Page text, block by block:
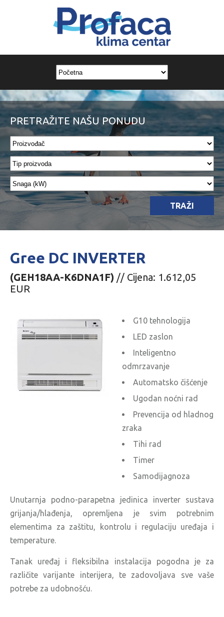
PRETRAŽITE NAŠU PONUDU
TRAŽI
Gree DC INVERTER
(GEH18AA-K6DNA1F) // Cijena: 1.612,05
EUR
G10 tehnologija
LED zaslon
Inteligentno
odmrzavanje
Automatsko čišćenje
Ugodan noćni rad
Prevencija od hladnog
zraka
Tihi rad
Timer
Samodijagnoza
Unutarnja podno-parapetna jedinica inverter sustava
grijanja/hlađenja, opremljena je svim potrebnim
elementima za zaštitu, kontrolu i regulaciju uređaja i
temperature.
Tanak uređaj i fleksibilna instalacija pogodna je za
različite varijante interijera, te zadovoljava sve vaše
potrebe za udobnošću.